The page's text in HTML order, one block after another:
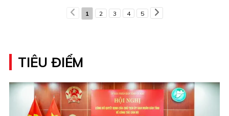
1 2 3 4 5
TIÊU ĐIỂM